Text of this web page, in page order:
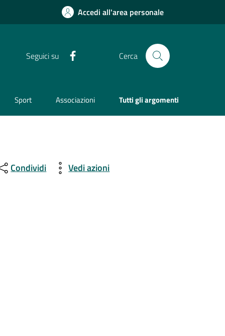
Accedi all'area personale
Seguici su Cerca
Sport Associazioni Tutti gli argomenti
Condividi Vedi azioni